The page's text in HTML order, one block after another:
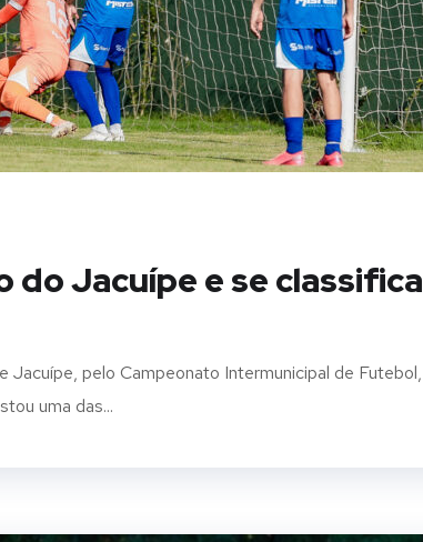
do Jacuípe e se classifica
Jacuípe, pelo Campeonato Intermunicipal de Futebol,
uma das...